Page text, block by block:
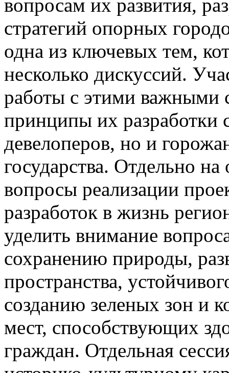
вопросам их развития,
стратегий опорных
одна из ключевых тем,
несколько дискуссий.
работы с этими важными
принципы их разработки
девелоперов, но и
государства. Отдельно
вопросы реализации
разработок в жизнь
уделить внимание
сохранению природы,
пространства,
созданию зеленых зон и
мест, способствующих
граждан. Отдельная